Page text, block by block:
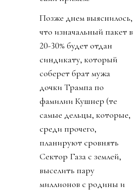
Позже днем выяснилось,
что изначальный пакет в
20-30% будет отдан
синдикату, который
соберет брат мужа
дочки Трампа по
фамилии Кушнер (те
самые дельцы, которые,
среди прочего,
планируют сровнять
Сектор Газа с землей,
выселить пару
миллионов с родины и